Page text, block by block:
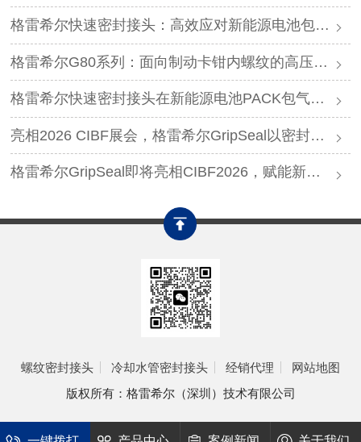
格雷希尔快速密封接头：高效应对新能源电池包防爆阀测试难题
格雷希尔G80系列：面向制动卡钳内螺纹的高压密封连接方案
格雷希尔快速密封接头在新能源电池PACK包气密测试中的应用
亮相2026 CIBF展会，格雷希尔GripSeal以密封连接硬核实力圈粉
格雷希尔GripSeal即将亮相CIBF2026，赋能新能源产业绿色发展
螺纹密封接头 冷却水管密封接头 经销代理
网站地图
版权所有：格雷希尔（深圳）技术有限公司